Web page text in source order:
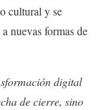
cultural y se
nuevas formas de
digital
de cierre, sino